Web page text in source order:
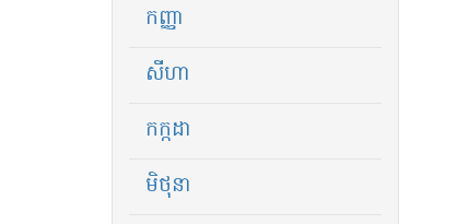
កញ្ញា
សីហា
កក្កដា
មិថុនា